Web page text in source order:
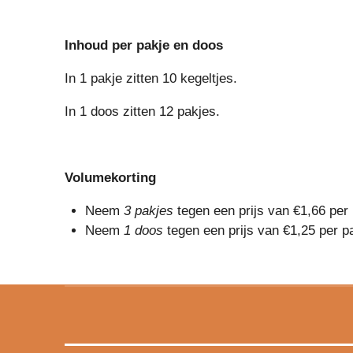
Inhoud per pakje en doos
In 1 pakje zitten 10 kegeltjes.
In 1 doos zitten 12 pakjes.
Volumekorting
Neem 3 pakjes tegen een prijs van €1,66 per
Neem 1 doos tegen een prijs van €1,25 per